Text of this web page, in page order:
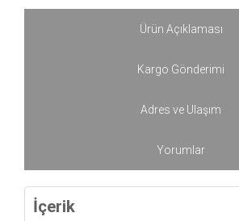
Ürün Açıklaması
Kargo Gönderimi
Adres ve Ulaşım
Yorumlar
İçerik